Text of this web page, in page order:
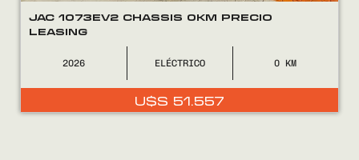
08002525
JAC 1073EV2 CHASSIS 0KM PRECIO
LEASING
2026 ELÉCTRICO 0
U$S 51.557